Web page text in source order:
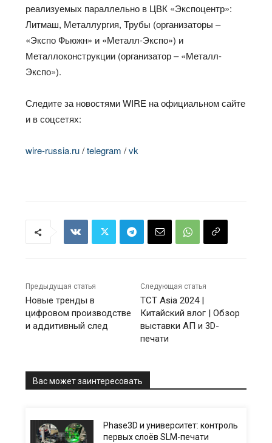
реализуемых параллельно в ЦВК «Экспоцентр»:
Литмаш, Металлургия, Трубы (организаторы –
«Экспо Фьюжн» и «Металл-Экспо») и
Металлоконструкции (организатор – «Металл-
Экспо»).
Следите за новостями WIRE на официальном сайте
и в соцсетях:
wire-russia.ru/telegram /vk
Предыдущая статья
Новые тренды в
цифровом производстве
и аддитивный след
Следующая статья
TCT Asia 2024 |
Китайский влог | Обзор
выставки АП и 3D-
печати
Вас может заинтересовать
Phase3D и университет: контроль
первых слоёв SLM-печати